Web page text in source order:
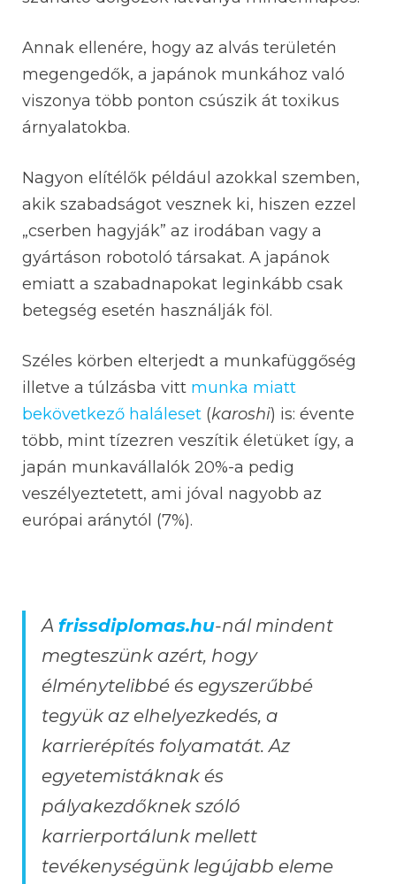
Annak ellenére, hogy az alvás területén
megengedők, a japánok munkához való
viszonya több ponton csúszik át toxikus
árnyalatokba.
Nagyon elítélők például azokkal szemben,
akik szabadságot vesznek ki, hiszen ezzel
„cserben hagyják” az irodában vagy a
gyártáson robotoló társakat. A japánok
emiatt a szabadnapokat leginkább csak
betegség esetén használják föl.
Széles körben elterjedt a munkafüggőség
illetve a túlzásba vitt munka miatt
bekövetkező haláleset (karoshi) is: évente
több, mint tízezren veszítik életüket így, a
japán munkavállalók 20%-a pedig
veszélyeztetett, ami jóval nagyobb az
európai aránytól (7%).
A frissdiplomas.hu-nál mindent
megteszünk azért, hogy
élménytelibbé és egyszerűbbé
tegyük az elhelyezkedés, a
karrierépítés folyamatát. Az
egyetemistáknak és
pályakezdőknek szóló
karrierportálunk mellett
tevékenységünk legújabb eleme